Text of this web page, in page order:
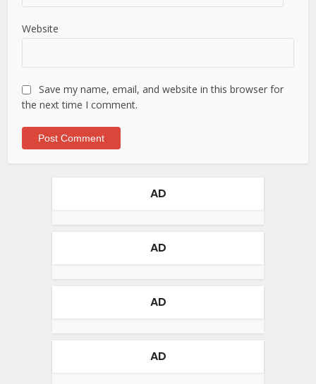
Website
Save my name, email, and website in this browser for
the next time I comment.
AD
AD
AD
AD